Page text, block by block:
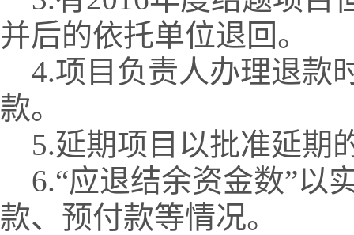
并后的依托单位退回。
4.项目负责人办理退款
款。
5.延期项目以批准延期
6.“应退结余资金数”以
款、预付款等情况。